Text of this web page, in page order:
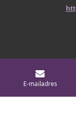
© 2019 - 2026
Powered byJouwWeb
E-mailadres